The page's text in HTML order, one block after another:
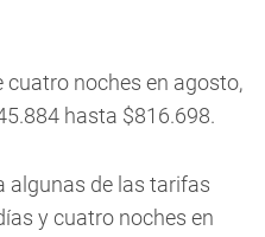
cuatro noches en agosto,
hasta $816.698.
algunas de las tarifas
y cuatro noches en